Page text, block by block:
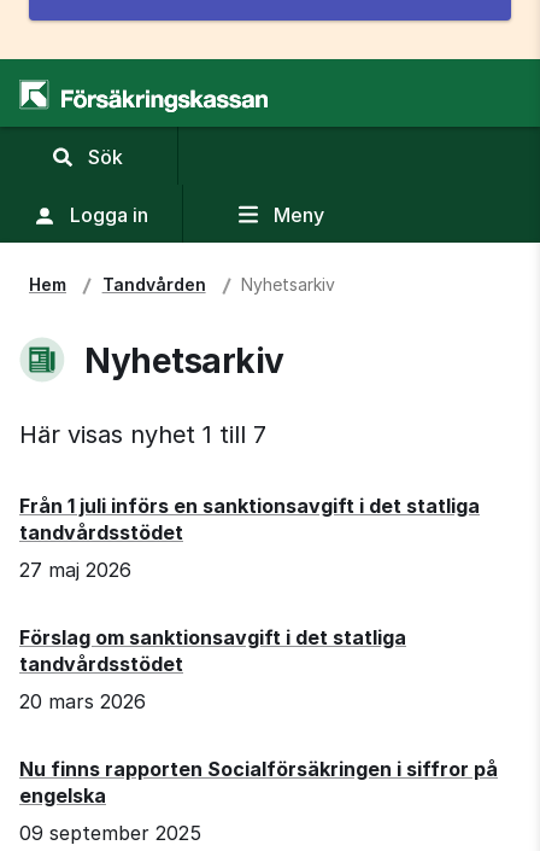
Sök
sökfält
Logga in Meny
Hem Tandvården Nyhetsarkiv
Nyhetsarkiv
Här visas nyhet 1 till 7
Från 1 juli införs en sanktionsavgift i det statliga
tandvårdsstödet
27 maj 2026
Förslag om sanktionsavgift i det statliga
tandvårdsstödet
20 mars 2026
Nu finns rapporten Socialförsäkringen i siffror på
engelska
09 september 2025